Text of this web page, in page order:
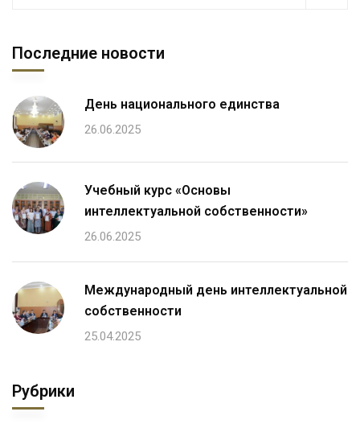
Последние новости
День национального единства
26.06.2025
Учебный курс «Основы
интеллектуальной собственности»
26.06.2025
Международный день интеллектуальной
собственности
25.04.2025
Рубрики